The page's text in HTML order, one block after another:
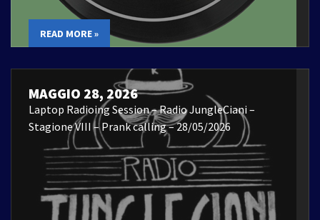
READ MORE »
MAGGIO 28, 2026
Laptop Radioing Session – Radio JungleCiani –
Stagione VIII – Prank calling – 28/05/2026